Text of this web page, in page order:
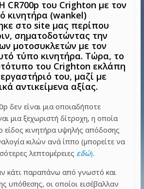
CR700p του Crighton με τον
κινητήρα (wankel)
στο site μας περίπου
σηματοδοτώντας την
μοτοσυκλετών με τον
τύπο κινητήρα. Τώρα, το
του Crighton εκλάπη
του, μαζί με
αντικείμενα αξίας.
δεν είναι μια οποιαδήποτε
μια ξεχωριστή δίτροχη, η οποία
είδος κινητήρα υψηλής απόδοσης
κιλών ανά ίππο (μπορείτε να
λεπτομέρειες εδώ).
κάτι παραπάνω από γνωστό και
υπόθεσης, οι οποίοι εισέβαλλαν